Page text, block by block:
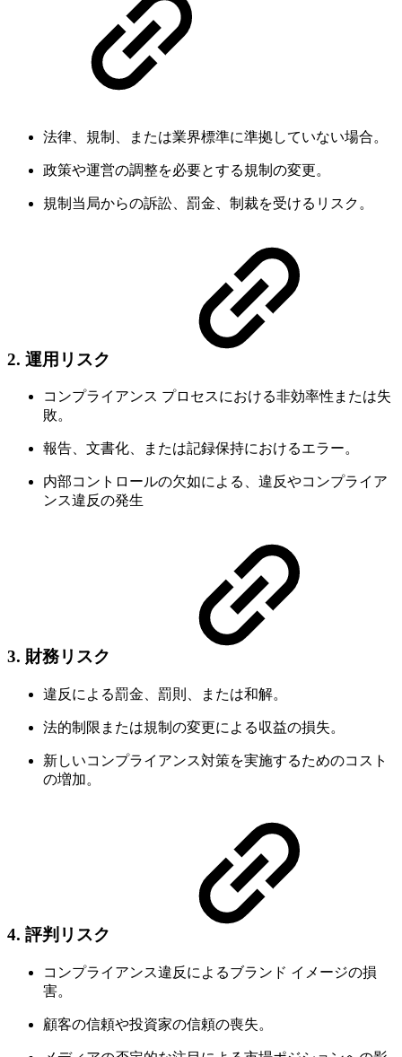
法律、規制、または業界標準に準拠していない場合。
政策や運営の調整を必要とする規制の変更。
規制当局からの訴訟、罰金、制裁を受けるリスク。
2. 運用リスク
コンプライアンス プロセスにおける非効率性または失
敗。
報告、文書化、または記録保持におけるエラー。
内部コントロールの欠如による、違反やコンプライア
ンス違反の発生
3. 財務リスク
違反による罰金、罰則、または和解。
法的制限または規制の変更による収益の損失。
新しいコンプライアンス対策を実施するためのコスト
の増加。
4. 評判リスク
コンプライアンス違反によるブランド イメージの損
害。
顧客の信頼や投資家の信頼の喪失。